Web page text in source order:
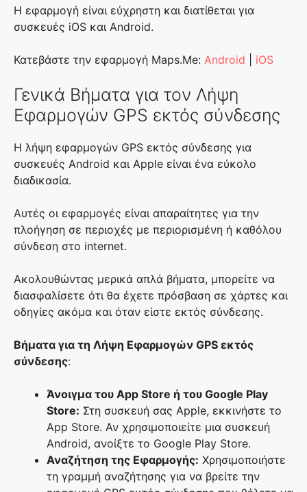
Η εφαρμογή είναι εύχρηστη και διατίθεται για
συσκευές iOS και Android.
Κατεβάστε την εφαρμογή Maps.Me: Android iOS
Γενικά Βήματα για τον Λήψη
Εφαρμογών GPS εκτός σύνδεσης
Η λήψη εφαρμογών GPS εκτός σύνδεσης για
συσκευές Android και Apple είναι ένα εύκολο
διαδικασία.
Αυτές οι εφαρμογές είναι απαραίτητες για την
πλοήγηση σε περιοχές με περιορισμένη ή καθόλου
σύνδεση στο internet.
Ακολουθώντας μερικά απλά βήματα, μπορείτε να
διασφαλίσετε ότι θα έχετε πρόσβαση σε χάρτες και
οδηγίες ακόμα και όταν είστε εκτός σύνδεσης.
Βήματα για τη Λήψη Εφαρμογών GPS εκτός
σύνδεσης:
Άνοιγμα του App Store ή του Google Play
Store: Στη συσκευή σας Apple, εκκινήστε το
App Store. Αν χρησιμοποιείτε μια συσκευή
Android, ανοίξτε το Google Play Store.
Αναζήτηση της Εφαρμογής: Χρησιμοποιήστε
τη γραμμή αναζήτησης για να βρείτε την